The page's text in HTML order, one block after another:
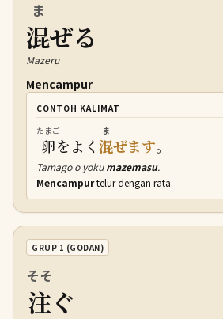
混
ま
ぜる
Mazeru
Mencampur
CONTOH KALIMAT
卵
たまご
をよく 混
ま
ぜます。
Tamago o yokumazemasu.
Mencampurtelur dengan rata.
GRUP 1 (GODAN)
注
そそ
ぐ